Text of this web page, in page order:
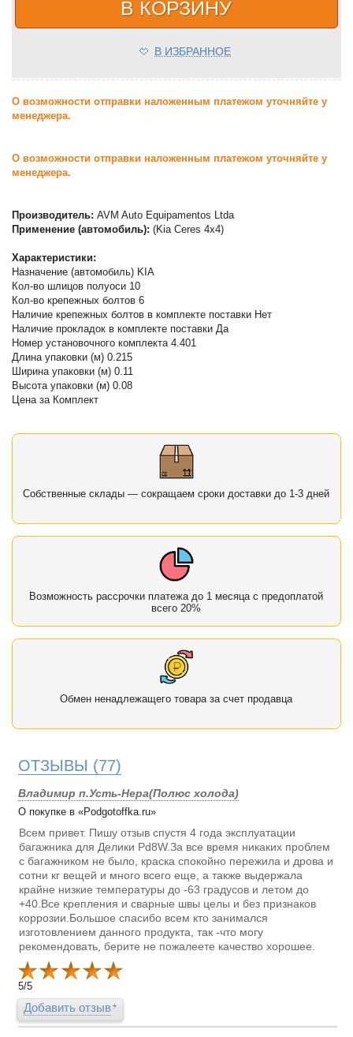
В КОРЗИНУ
В ИЗБРАННОЕ
О возможности отправки наложенным платежом уточняйте у
менеджера.
О возможности отправки наложенным платежом уточняйте у
менеджера.
Производитель:AVM Auto Equipamentos Ltda
Применение (автомобиль): (Kia Ceres 4x4)
Характеристики:
Назначение (автомобиль) KIA
Кол-во шлицов полуоси 10
Кол-во крепежных болтов 6
Наличие крепежных болтов в комплекте поставки Нет
Наличие прокладок в комплекте поставки Да
Номер установочного комплекта 4.401
Длина упаковки (м) 0.215
Ширина упаковки (м) 0.11
Высота упаковки (м) 0.08
Цена за Комплект
Собственные склады — сокращаем сроки доставки до 1-3 дней
Возможность рассрочки платежа до 1 месяца с предоплатой
всего 20%
Обмен ненадлежащего товара за счет продавца
ОТЗЫВЫ (77)
Владимир п.Усть-Нера(Полюс холода)
О покупке в «Podgotoffka.ru»
Всем привет. Пишу отзыв спустя 4 года эксплуатации
багажника для Делики Pd8W.За все время никаких проблем
с багажником не было, краска спокойно пережила и дрова и
сотни кг вещей и много всего еще, а также выдержала
крайне низкие температуры до -63 градусов и летом до
+40.Все крепления и сварные швы целы и без признаков
коррозии.Большое спасибо всем кто занимался
изготовлением данного продукта, так -что могу
рекомендовать, берите не пожалеете качество хорошее.
5/5
Добавить отзыв